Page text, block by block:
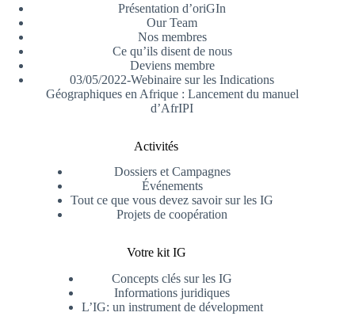
Présentation d’oriGIn
Our Team
Nos membres
Ce qu’ils disent de nous
Deviens membre
03/05/2022-Webinaire sur les Indications
Géographiques en Afrique : Lancement du manuel
d’AfrIPI
Activités
Dossiers et Campagnes
Événements
Tout ce que vous devez savoir sur les IG
Projets de coopération
Votre kit IG
Concepts clés sur les IG
Informations juridiques
L’IG: un instrument de dévelopment